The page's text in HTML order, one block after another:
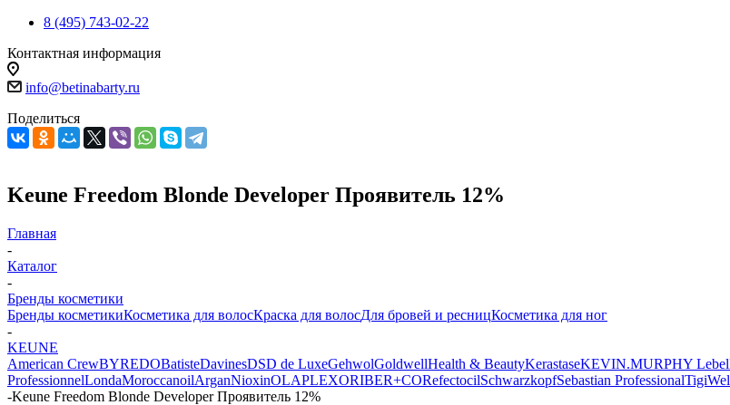
8 (495) 743-02-22
Контактная информация
info@betinabarty.ru
Поделиться
Keune Freedom Blonde Developer Проявитель 12%
Главная
-
Каталог
-
Бренды косметики
Бренды косметикиКосметика для волосКраска для волосДля бровей и ресницКосметика для ног
-
KEUNE
American CrewBYREDOBatisteDavinesDSD de LuxeGehwolGoldwellHealth & BeautyKerastaseKEVIN.MURPHY Lebel
ProfessionnelLondaMoroccanoilArganNiохinOLAPLEXORIBER+CORefectocilSchwarzkopfSebastian ProfessionalTigi
-Keune Freedom Blonde Developer Проявитель 12%